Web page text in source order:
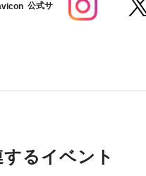
公式サ
るイベント